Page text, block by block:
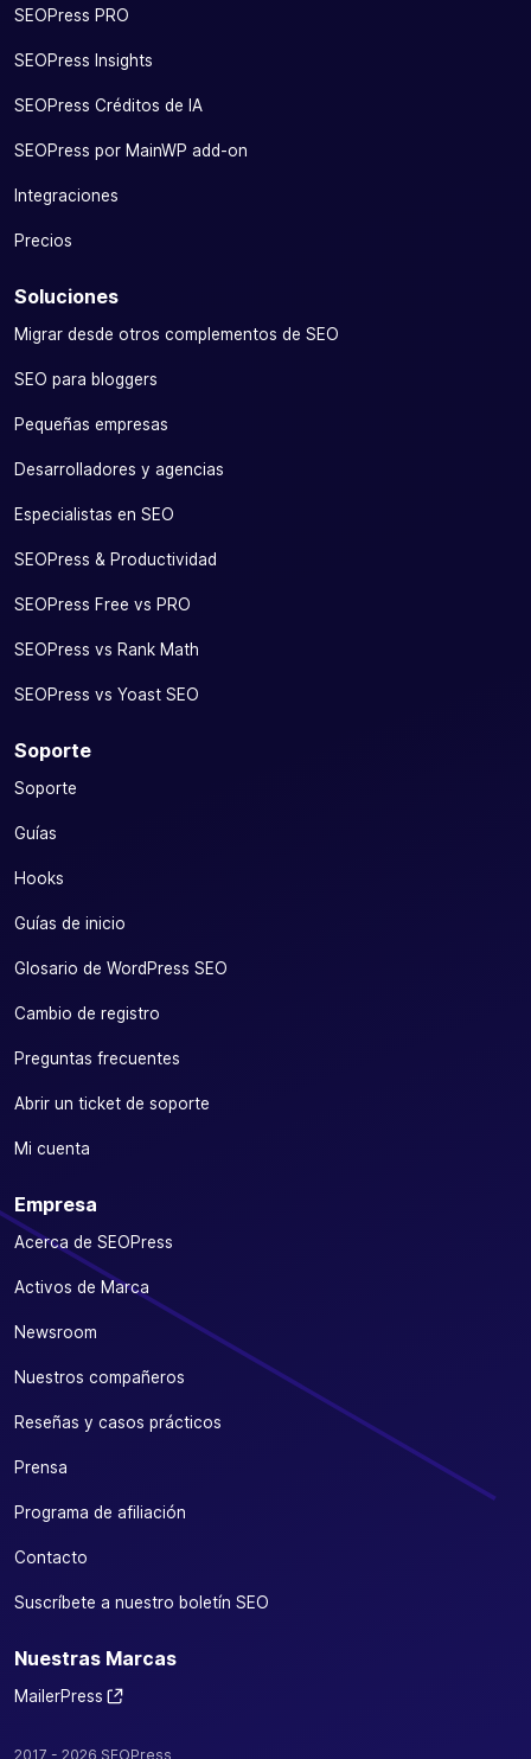
SEOPress PRO
SEOPress Insights
SEOPress Créditos de IA
SEOPress por MainWP add-on
Integraciones
Precios
Soluciones
Migrar desde otros complementos de SEO
SEO para bloggers
Pequeñas empresas
Desarrolladores y agencias
Especialistas en SEO
SEOPress & Productividad
SEOPress Free vs PRO
SEOPress vs Rank Math
SEOPress vs Yoast SEO
Soporte
Soporte
Guías
Hooks
Guías de inicio
Glosario de WordPress SEO
Cambio de registro
Preguntas frecuentes
Abrir un ticket de soporte
Mi cuenta
Empresa
Acerca de SEOPress
Activos de Marca
Newsroom
Nuestros compañeros
Reseñas y casos prácticos
Prensa
Programa de afiliación
Contacto
Suscríbete a nuestro boletín SEO
Nuestras Marcas
MailerPress
2017 - 2026 SEOPress